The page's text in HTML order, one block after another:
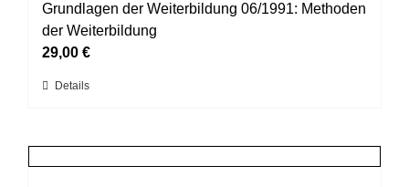
Die
Optionen
können
der
werden
Grundlagen der Weiterbildung 06/1991: Methoden
der Weiterbildung
29,00 €
Dieses
mehrere
Varianten
Details